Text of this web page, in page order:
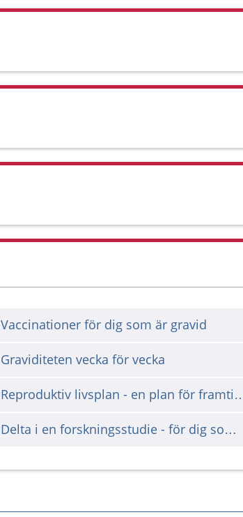
Vaccinationer för dig som är gravid
Graviditeten vecka för vecka
Reproduktiv
Delta i en forskningsstudie - för dig som är gravid